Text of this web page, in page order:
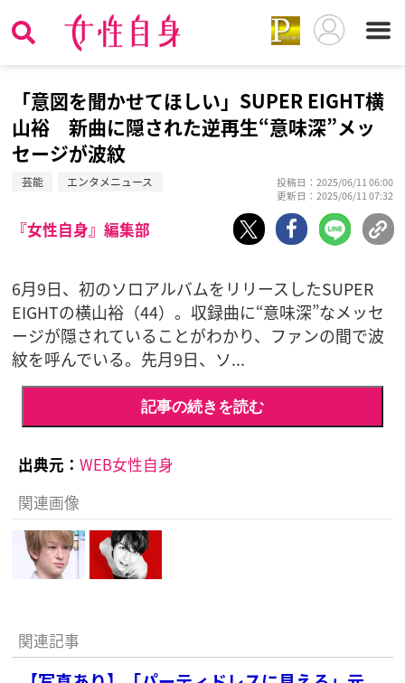
「意図を聞かせてほしい」SUPER EIGHT横
山裕 新曲に隠された逆再生“意味深”メッ
セージが波紋
芸能 エンタメニュース
投稿日：2025/06/11 06:00
更新日：2025/06/11 07:32
『女性自身』編集部
6月9日、初のソロアルバムをリリースしたSUPER
EIGHTの横山裕（44）。収録曲に“意味深”なメッセ
ージが隠されていることがわかり、ファンの間で波
紋を呼んでいる。先月9日、ソ...
記事の続きを読む
出典元： WEB女性自身
関連画像
関連記事